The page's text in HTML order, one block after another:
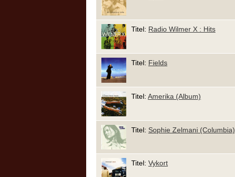
Titel: Radio Wilmer X : Hits
Titel: Fields
Titel: Amerika (Album)
Titel: Sophie Zelmani (Columbia)
Titel: Vykort